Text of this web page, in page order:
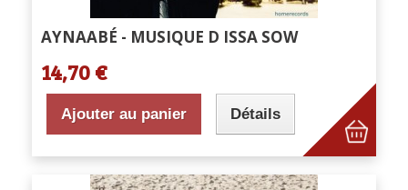
AYNAABÉ - MUSIQUE D ISSA SOW
14,70 €
Ajouter au panier Détails